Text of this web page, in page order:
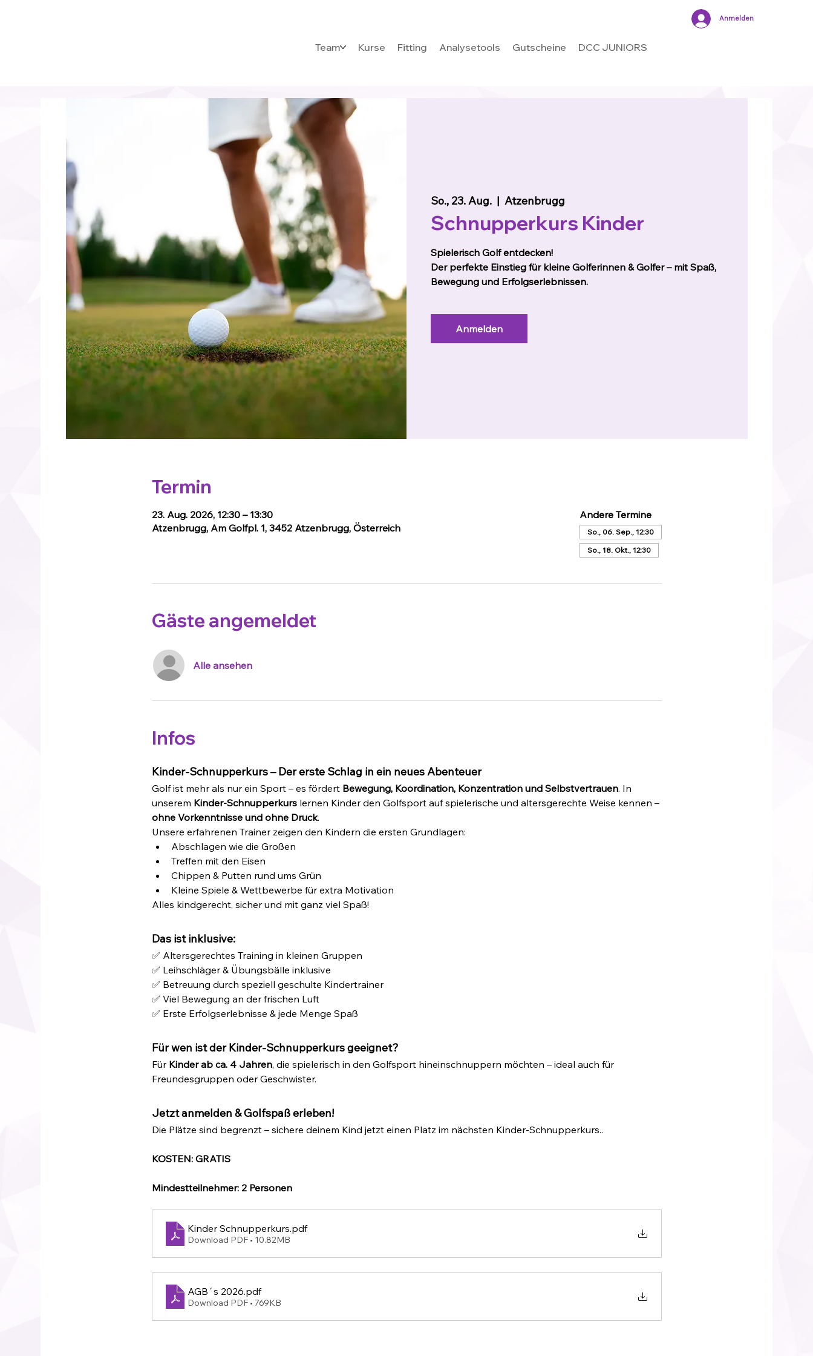
Team Kurse Fitting Analysetools Gutscheine DCC JUNIORS
Anmelden
So., 23. Aug.
  |
Atzenbrugg
Schnupperkurs Kinder
Spielerisch Golf entdecken!
Der perfekte Einstieg für kleine Golferinnen & Golfer – mit Spaß,
Bewegung und Erfolgserlebnissen.
Anmelden
Termin
23. Aug. 2026, 12:30 – 13:30
Atzenbrugg, Am Golfpl. 1, 3452 Atzenbrugg, Österreich
Andere Termine
So., 06. Sep., 12:30
So., 18. Okt., 12:30
Gäste angemeldet
Alle ansehen
Infos
Kinder-Schnupperkurs – Der erste Schlag in ein neues Abenteuer
Golf ist mehr als nur ein Sport – es fördert Bewegung, Koordination, Konzentration und Selbstvertrauen. In
unserem Kinder-Schnupperkurs lernen Kinder den Golfsport auf spielerische und altersgerechte Weise kennen –
ohne Vorkenntnisse und ohne Druck.
Unsere erfahrenen Trainer zeigen den Kindern die ersten Grundlagen:
Abschlagen wie die Großen
Treffen mit den Eisen
Chippen & Putten rund ums Grün
Kleine Spiele & Wettbewerbe für extra Motivation
Alles kindgerecht, sicher und mit ganz viel Spaß!
Das ist inklusive:
✅ Altersgerechtes Training in kleinen Gruppen
✅ Leihschläger & Übungsbälle inklusive
✅ Betreuung durch speziell geschulte Kindertrainer
✅ Viel Bewegung an der frischen Luft
✅ Erste Erfolgserlebnisse & jede Menge Spaß
Für wen ist der Kinder-Schnupperkurs geeignet?
Für Kinder ab ca. 4 Jahren, die spielerisch in den Golfsport hineinschnuppern möchten – ideal auch für
Freundesgruppen oder Geschwister.
Jetzt anmelden & Golfspaß erleben!
Die Plätze sind begrenzt – sichere deinem Kind jetzt einen Platz im nächsten Kinder-Schnupperkurs..
KOSTEN: GRATIS
Mindestteilnehmer: 2 Personen
Kinder Schnupperkurs.pdf
Download PDF • 10.82MB
AGB´s 2026.pdf
Download PDF • 769KB